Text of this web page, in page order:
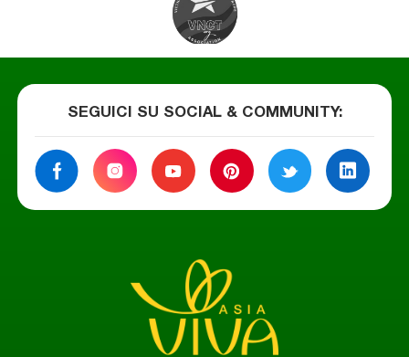
SEGUICI SU SOCIAL & COMMUNITY: